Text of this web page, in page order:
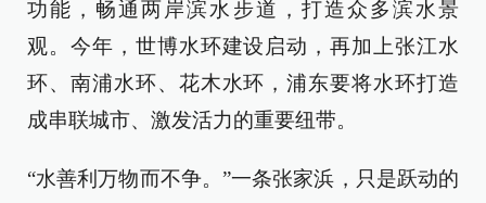
功能，畅通两岸滨水步道，打造众多滨水景
观。今年，世博水环建设启动，再加上张江水
环、南浦水环、花木水环，浦东要将水环打造
成串联城市、激发活力的重要纽带。
“水善利万物而不争。”一条张家浜，只是跃动的